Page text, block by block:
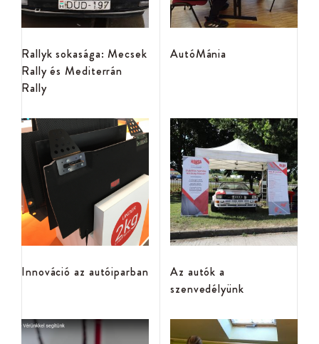
Rallyk sokasága: Mecsek
Rally és Mediterrán
Rally
AutóMánia
Innováció az autóiparban
Az autók a
szenvedélyünk